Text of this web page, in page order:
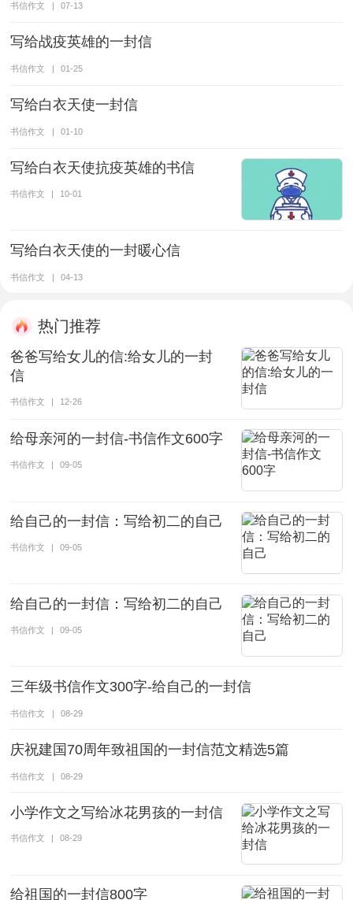
书信作文 07-13
写给战疫英雄的一封信
书信作文 01-25
写给白衣天使一封信
书信作文 | 01-10
写给白衣天使抗疫英雄的书信
书信作文 | 10-01
写给白衣天使的一封暖心信
书信作文 | 04-13
热门推荐
爸爸写给女儿的信:给女儿的一封
信
书信作文 | 12-26
给母亲河的一封信-书信作文600字
书信作文 09-05
给自己的一封信：写给初二的自己
书信作文 | 09-05
给自己的一封信：写给初二的自己
书信作文 | 09-05
三年级书信作文300字-给自己的一封信
书信作文 | 08-29
庆祝建国70周年致祖国的一封信范文精选5篇
书信作文 | 08-29
小学作文之写给冰花男孩的一封信
书信作文 08-29
给祖国的一封信800字